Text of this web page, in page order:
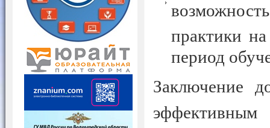
практики
период
Заключение